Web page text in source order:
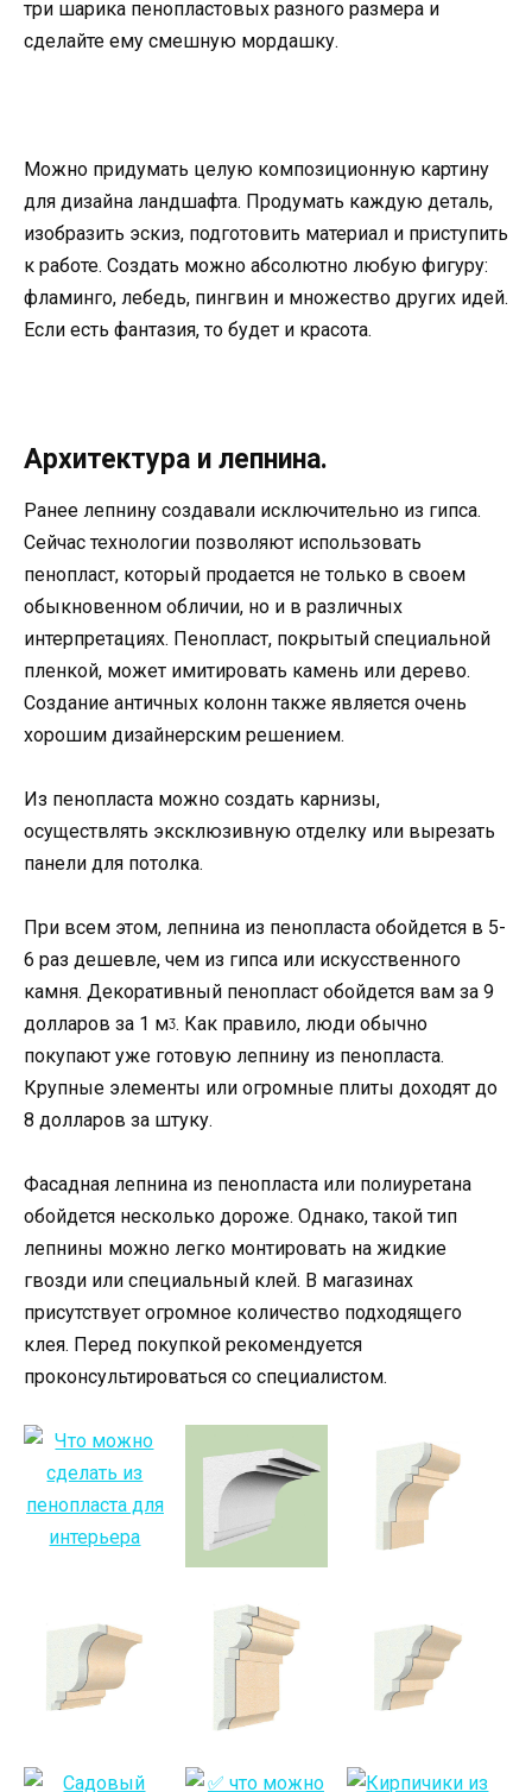
три шарика пенопластовых разного размера и
сделайте ему смешную мордашку.
Можно придумать целую композиционную картину
для дизайна ландшафта. Продумать каждую деталь,
изобразить эскиз, подготовить материал и приступить
к работе. Создать можно абсолютно любую фигуру:
фламинго, лебедь, пингвин и множество других идей.
Если есть фантазия, то будет и красота.
Архитектура и лепнина.
Ранее лепнину создавали исключительно из гипса.
Сейчас технологии позволяют использовать
пенопласт, который продается не только в своем
обыкновенном обличии, но и в различных
интерпретациях. Пенопласт, покрытый специальной
пленкой, может имитировать камень или дерево.
Создание античных колонн также является очень
хорошим дизайнерским решением.
Из пенопласта можно создать карнизы,
осуществлять эксклюзивную отделку или вырезать
панели для потолка.
При всем этом, лепнина из пенопласта обойдется в 5-
6 раз дешевле, чем из гипса или искусственного
камня. Декоративный пенопласт обойдется вам за 9
долларов за 1 мᶾ. Как правило, люди обычно
покупают уже готовую лепнину из пенопласта.
Крупные элементы или огромные плиты доходят до
8 долларов за штуку.
Фасадная лепнина из пенопласта или полиуретана
обойдется несколько дороже. Однако, такой тип
лепнины можно легко монтировать на жидкие
гвозди или специальный клей. В магазинах
присутствует огромное количество подходящего
клея. Перед покупкой рекомендуется
проконсультироваться со специалистом.